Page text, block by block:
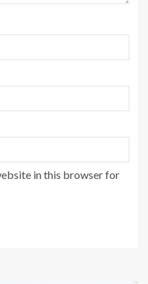
in this browser for